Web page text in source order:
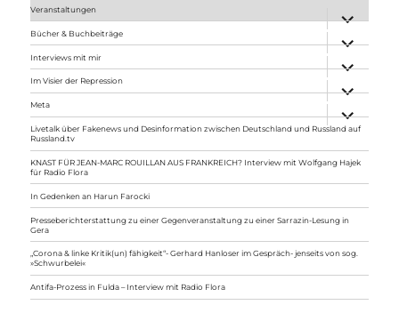
Veranstaltungen
anzeigen
Bücher & Buchbeiträge
anzeigen
Interviews mit mir
anzeigen
Im Visier der Repression
anzeigen
Meta
anzeigen
Livetalk über Fakenews und Desinformation zwischen Deutschland und Russland auf
Russland.tv
KNAST FÜR JEAN-MARC ROUILLAN AUS FRANKREICH? Interview mit Wolfgang Hajek
für Radio Flora
In Gedenken an Harun Farocki
Presseberichterstattung zu einer Gegenveranstaltung zu einer Sarrazin-Lesung in
Gera
„Corona & linke Kritik(un) fähigkeit“- Gerhard Hanloser im Gespräch- jenseits von sog.
»Schwurbelei«
Antifa-Prozess in Fulda – Interview mit Radio Flora